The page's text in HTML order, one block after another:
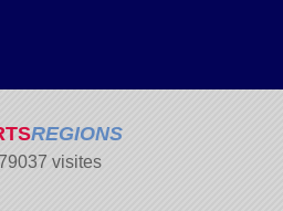
REGIONS
79037 visites